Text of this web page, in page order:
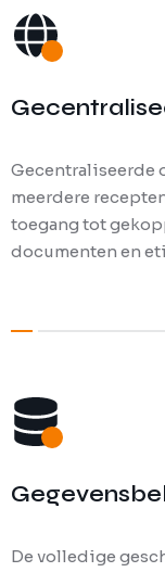
Gecentraliseerde
meerdere
toegang tot
documenten en
De volledige